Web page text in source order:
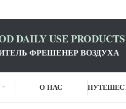
DAILY USE
ФРЕШЕНЕР ВОЗДУХА
О НАС